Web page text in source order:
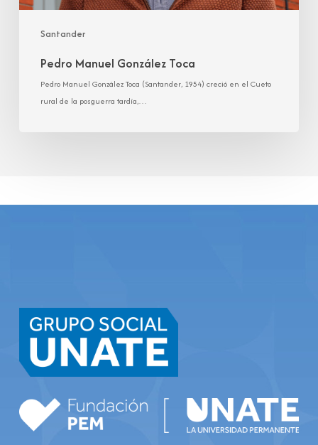
Santander
Pedro Manuel González Toca
Pedro Manuel González Toca (Santander, 1954) creció en el Cueto
rural de la posguerra tardía,…